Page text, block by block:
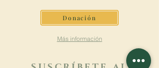
Donación
Más información